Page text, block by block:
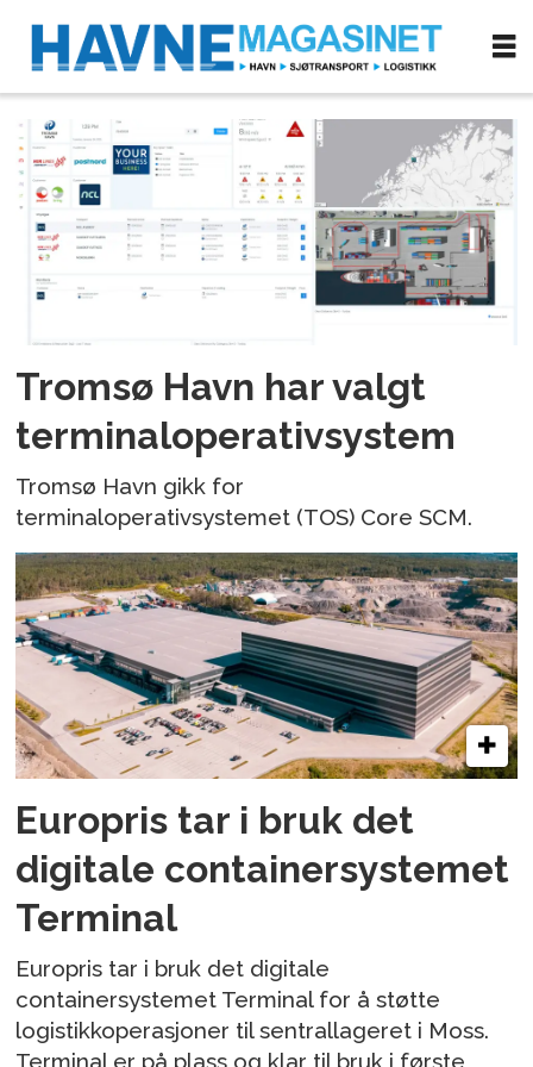
Tag:
containersystem
Tromsø Havn har valgt
terminaloperativsystem
Tromsø Havn gikk for
terminaloperativsystemet (TOS) Core SCM.
Europris tar i bruk det
digitale containersystemet
Terminal
Europris tar i bruk det digitale
containersystemet Terminal for å støtte
logistikkoperasjoner til sentrallageret i Moss.
Terminal er på plass og klar til bruk i første